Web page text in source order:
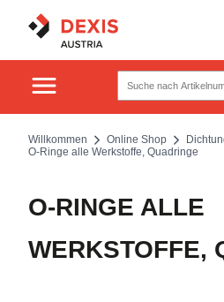
Willkommen Online Shop
O-Ringe alle Werkstoffe, Quadringe
O-RINGE ALLE
WERKSTOFFE,